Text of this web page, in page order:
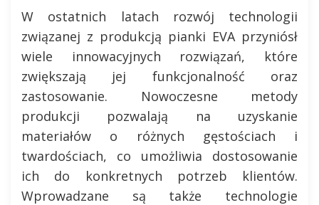
W ostatnich latach rozwój technologii
związanej z produkcją pianki EVA przyniósł
wiele innowacyjnych rozwiązań, które
zwiększają jej funkcjonalność oraz
zastosowanie. Nowoczesne metody
produkcji pozwalają na uzyskanie
materiałów o różnych gęstościach i
twardościach, co umożliwia dostosowanie
ich do konkretnych potrzeb klientów.
Wprowadzane są także technologie